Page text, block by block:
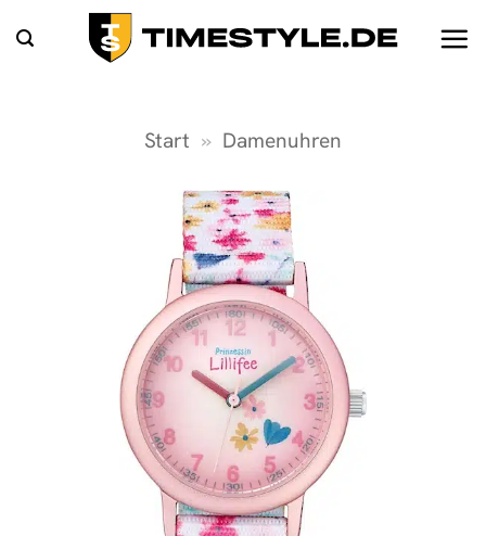
Inhalt
Start » Damenuhren